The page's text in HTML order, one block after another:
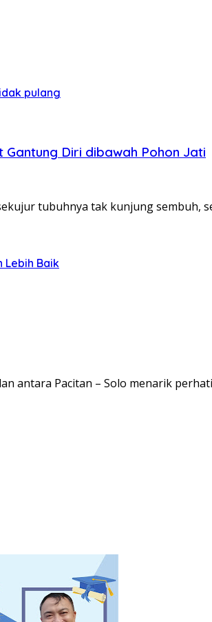
pulang
Diri dibawah Pohon Jati
tubuhnya tak kunjung sembuh,
Lebih Baik
antara Pacitan – Solo menarik